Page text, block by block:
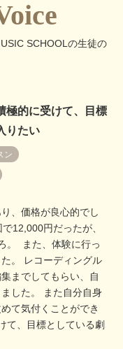
SCHOOLの生徒の
極的に受けて、目標
りたい
ン
、価格が良心的でし
12,000円だったが、
。 また、体験に行っ
。 レコーディングル
までしてもらい、自
した。 また自分自身
て気付くことができ
て、目標としている劇